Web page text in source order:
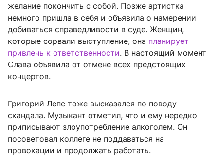
желание покончить с собой. Позже артистка
немного пришла в себя и объявила о намерении
добиваться справедливости в суде. Женщин,
которые сорвали выступление, она планирует
привлечь к ответственности. В настоящий момент
Слава объявила от отмене всех предстоящих
концертов.
Григорий Лепс тоже высказался по поводу
скандала. Музыкант отметил, что и ему нередко
приписывают злоупотребление алкоголем. Он
посоветовал коллеге не поддаваться на
провокации и продолжать работать.